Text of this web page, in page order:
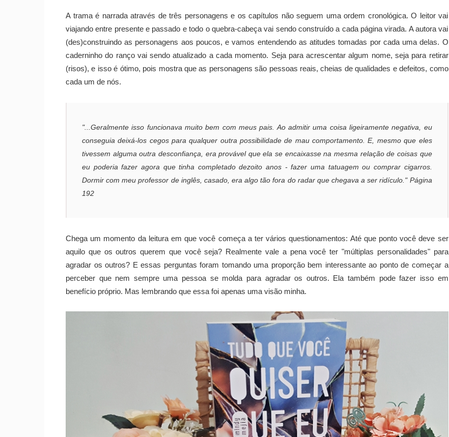
A trama é narrada através de três personagens e os capítulos não seguem uma ordem cronológica. O leitor vai
viajando entre presente e passado e todo o quebra-cabeça vai sendo construído a cada página virada. A autora vai
(des)construindo as personagens aos poucos, e vamos entendendo as atitudes tomadas por cada uma delas. O
caderninho do ranço vai sendo atualizado a cada momento. Seja para acrescentar algum nome, seja para retirar
(risos), e isso é ótimo, pois mostra que as personagens são pessoas reais, cheias de qualidades e defeitos, como
cada um de nós.
"...Geralmente isso funcionava muito bem com meus pais. Ao admitir uma coisa ligeiramente negativa, eu
conseguia deixá-los cegos para qualquer outra possibilidade de mau comportamento. E, mesmo que eles
tivessem alguma outra desconfiança, era provável que ela se encaixasse na mesma relação de coisas que
eu poderia fazer agora que tinha completado dezoito anos - fazer uma tatuagem ou comprar cigarros.
Dormir com meu professor de inglês, casado, era algo tão fora do radar que chegava a ser ridículo." Página
192
Chega um momento da leitura em que você começa a ter vários questionamentos: Até que ponto você deve ser
aquilo que os outros querem que você seja? Realmente vale a pena você ter "múltiplas personalidades" para
agradar os outros? E essas perguntas foram tomando uma proporção bem interessante ao ponto de começar a
perceber que nem sempre uma pessoa se molda para agradar os outros. Ela também pode fazer isso em
benefício próprio. Mas lembrando que essa foi apenas uma visão minha.